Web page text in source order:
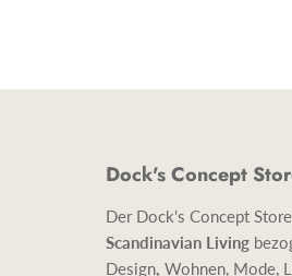
Dock's Concept
Der Dock's Concept
Scandinavian Living
Design, Wohnen, Mode,